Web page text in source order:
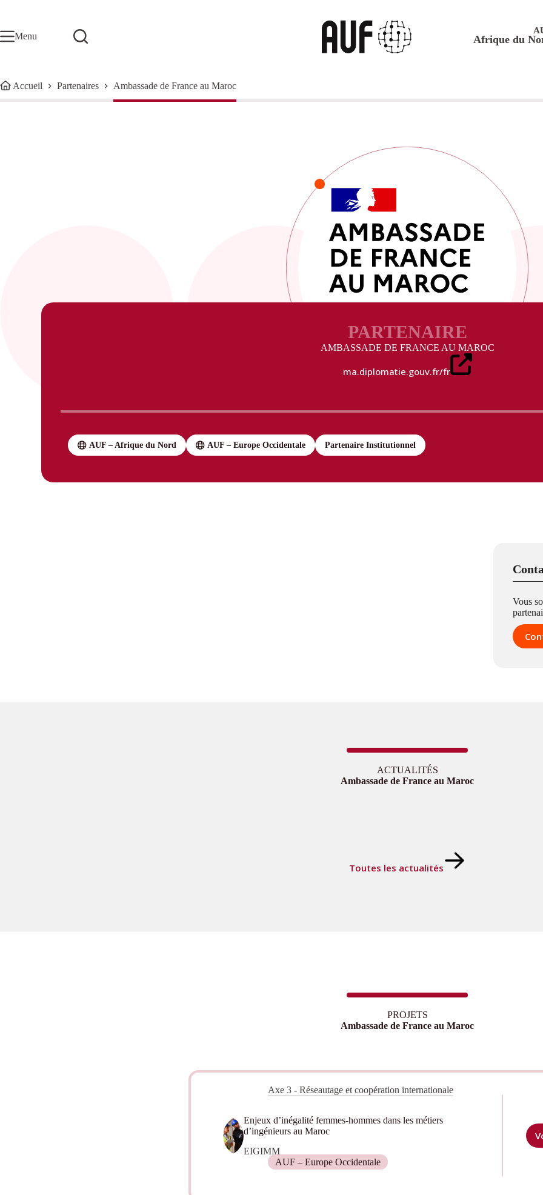
Menu
Afrique du
Accueil Partenaires Ambassade de France au Maroc
PARTENAIRE
AMBASSADE DE FRANCE AU MAROC
ma.diplomatie.gouv.fr/fr
AUF – Afrique du Nord AUF – Europe Occidentale Partenaire Institutionnel
Vous
ACTUALITÉS
Ambassade de France au Maroc
Toutes les actualités
PROJETS
Ambassade de France au Maroc
Axe 3 - Réseautage et coopération internationale
Enjeux d’inégalité femmes-hommes dans les métiers
d’ingénieurs au Maroc
EIGIMM
AUF – Europe Occidentale